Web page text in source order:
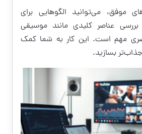
موفق، می‌توانید الگوهایی برای
بررسی عناصر کلیدی مانند موسیقی
مهم است. این کار به شما کمک
بسازید.